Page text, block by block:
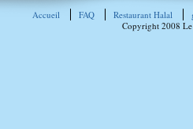
Accueil FAQ Restaurant Halal
Copyright 2008